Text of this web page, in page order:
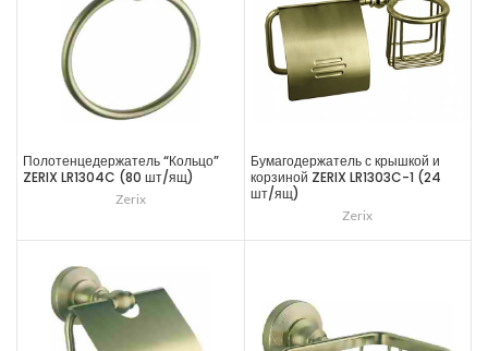
Полотенцедержатель “Кольцо”
ZERIX LR1304C (80 шт/ящ)
Zerix
Бумагодержатель с крышкой и
корзиной ZERIX LR1303C-1 (24
шт/ящ)
Zerix